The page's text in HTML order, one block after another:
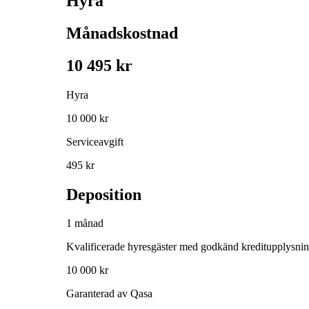
Månadskostnad
10 495 kr
Hyra
10 000 kr
Serviceavgift
495 kr
Deposition
1 månad
Kvalificerade hyresgäster med godkänd
10 000 kr
Garanterad av Qasa